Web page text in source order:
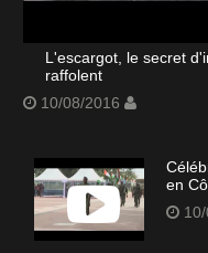
L'escargot, le secret
raffolent
10/08/2016
en